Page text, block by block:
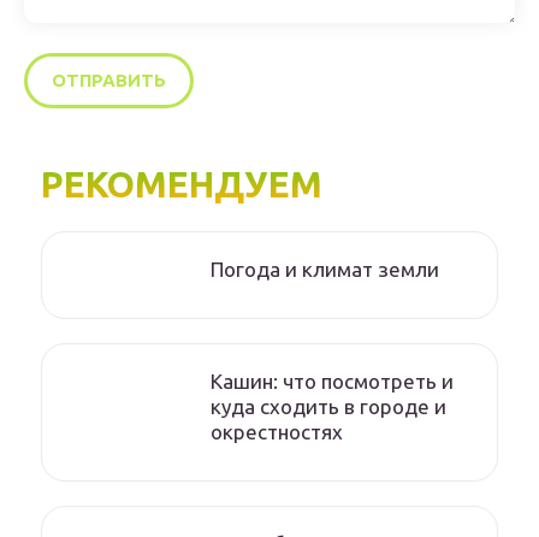
РЕКОМЕНДУЕМ
Погода и климат земли
Кашин: что посмотреть и
куда сходить в городе и
окрестностях